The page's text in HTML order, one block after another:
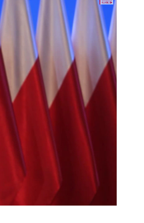
se z panelů,
otázky vlivu umělé
služeb. Budou se
zásadním
do vědeckého
života umožní
ekonomikám a